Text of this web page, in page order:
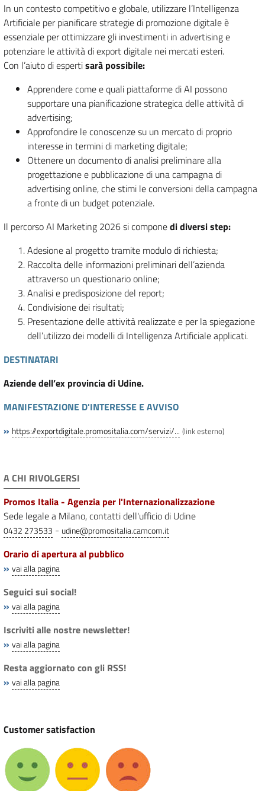
In un contesto competitivo e globale, utilizzare l’Intelligenza
Artificiale per pianificare strategie di promozione digitale è
essenziale per ottimizzare gli investimenti in advertising e
potenziare le attività di export digitale nei mercati esteri.
Con l’aiuto di espertisarà possibile:
Apprendere come e quali piattaforme di AI possono
supportare una pianificazione strategica delle attività di
advertising;
Approfondire le conoscenze su un mercato di proprio
interesse in termini di marketing digitale;
Ottenere un documento di analisi preliminare alla
progettazione e pubblicazione di una campagna di
advertising online, che stimi le conversioni della campagna
a fronte di un budget potenziale.
Il percorso AI Marketing 2026 si componedi diversi step:
Adesione al progetto tramite modulo di richiesta;
Raccolta delle informazioni preliminari dell’azienda
attraverso un questionario online;
Analisi e predisposizione del report;
Condivisione dei risultati;
Presentazione delle attività realizzate e per la spiegazione
dell’utilizzo dei modelli di Intelligenza Artificiale applicati.
DESTINATARI
Aziende dell’ex provincia di Udine.
MANIFESTAZIONE D'INTERESSE E AVVISO
» https://exportdigitale.promositalia.com/servizi/... (link esterno)
A CHI RIVOLGERSI
Promos Italia - Agenzia per l'Internazionalizzazione
Sede legale a Milano, contatti dell'ufficio di Udine
0432 273533 - udine@promositalia.camcom.it
Orario di apertura al pubblico
» vai alla pagina
Seguici sui social!
» vai alla pagina
Iscriviti alle nostre newsletter!
» vai alla pagina
Resta aggiornato con gli RSS!
» vai alla pagina
Customer satisfaction